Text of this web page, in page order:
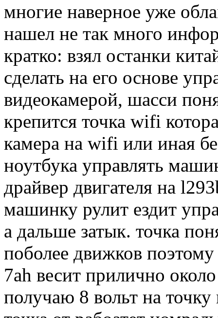
многие наверное уже
нашел не так много
кратко: взял останки
сделать на его основе
видеокамерой, шасси
крепится точка wifi
камера на wifi или иная
ноутбука управлять
драйвер двигателя на
машинку рулит ездит
а дальше затык. точка
поболее движков
7ah весит прилично
получаю 8 вольт на